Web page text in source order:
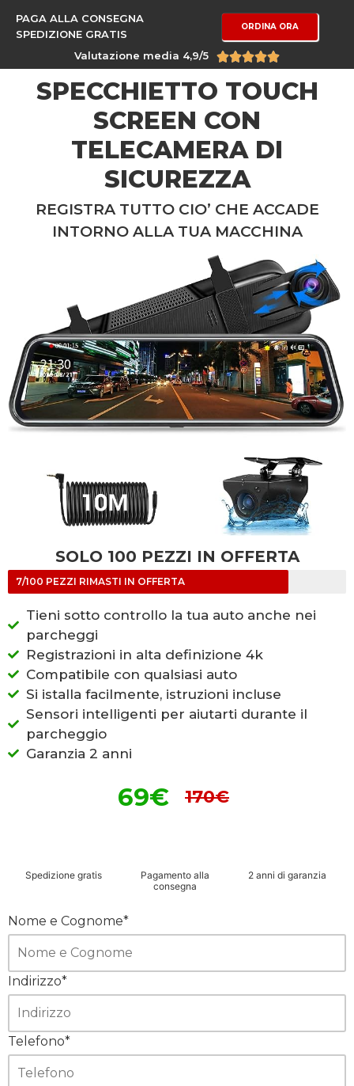
PAGA ALLA CONSEGNA
SPEDIZIONE GRATIS
ORDINA ORA
Valutazione media 4,9/5 
SPECCHIETTO TOUCH
SCREEN CON
TELECAMERA DI
SICUREZZA
REGISTRA TUTTO CIO’ CHE ACCADE
INTORNO ALLA TUA MACCHINA
SOLO 100 PEZZI IN OFFERTA
7/100 PEZZI RIMASTI IN OFFERTA
Tieni sotto controllo la tua auto anche nei
parcheggi
Registrazioni in alta definizione 4k
Compatibile con qualsiasi auto
Si istalla facilmente, istruzioni incluse
Sensori intelligenti per aiutarti durante il
parcheggio
Garanzia 2 anni
69€ 170€
Spedizione gratis
Pagamento alla
consegna
2 anni di garanzia
Nome e Cognome*
Indirizzo*
Telefono*